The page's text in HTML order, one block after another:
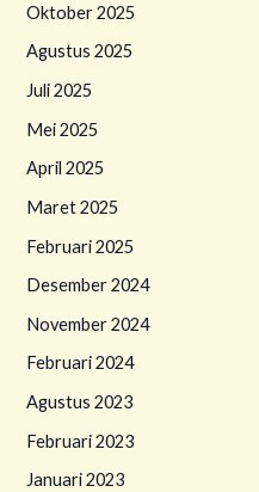
Oktober 2025
Agustus 2025
Juli 2025
Mei 2025
April 2025
Maret 2025
Februari 2025
Desember 2024
November 2024
Februari 2024
Agustus 2023
Februari 2023
Januari 2023